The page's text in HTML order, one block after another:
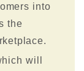
into
the
will